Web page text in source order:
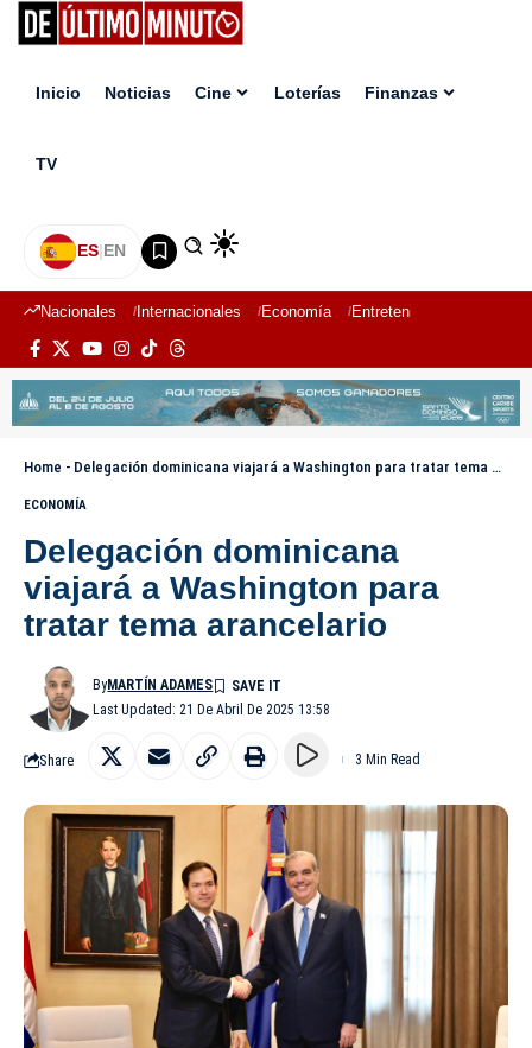
Inicio Noticias Cine Loterías Finanzas
TV
ES|EN
Nacionales Internacionales Economía Entretenimiento
Home - Delegación dominicana viajará a Washington para tratar tema arancelario
ECONOMÍA
Delegación dominicana
viajará a Washington para
tratar tema arancelario
Last Updated: 21 De Abril De 2025 13:58
ByMARTÍN ADAMES
Share 3 Min Read